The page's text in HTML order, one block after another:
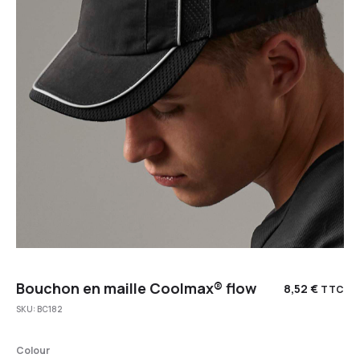
Bouchon en maille Coolmax® flow 8,52 € TTC
SKU: BC182
Colour